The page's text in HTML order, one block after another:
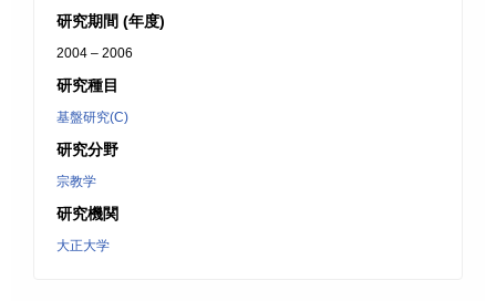
研究期間 (年度)
2004 – 2006
研究種目
基盤研究(C)
研究分野
宗教学
研究機関
大正大学